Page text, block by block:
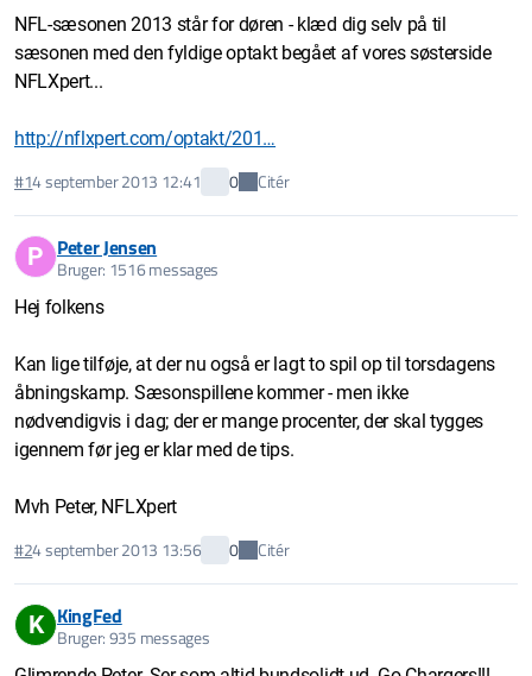
NFL-sæsonen 2013 står for døren - klæd dig selv på til
sæsonen med den fyldige optakt begået af vores søsterside
NFLXpert...
http://nflxpert.com/optakt/201…
#14 september 2013 12:41 0 Citér
P Peter Jensen
Bruger: 1516 messages
Hej folkens
Kan lige tilføje, at der nu også er lagt to spil op til torsdagens
åbningskamp. Sæsonspillene kommer - men ikke
nødvendigvis i dag; der er mange procenter, der skal tygges
igennem før jeg er klar med de tips.
Mvh Peter, NFLXpert
#24 september 2013 13:56 0 Citér
K KingFed
Bruger: 935 messages